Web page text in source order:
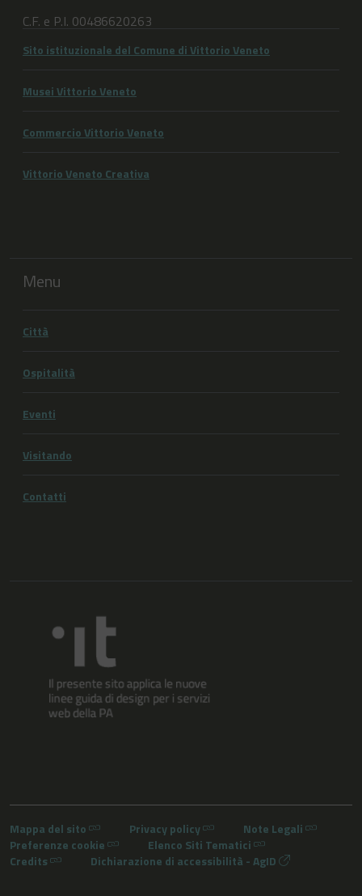
C.F. e P.I. 00486620263
Sito istituzionale del Comune di Vittorio Veneto
Musei Vittorio Veneto
Commercio Vittorio Veneto
Vittorio Veneto Creativa
Menu
Città
Ospitalità
Eventi
Visitando
Contatti
Mappa del sito Privacy policy
Note Legali
Preferenze cookie
Elenco Siti Tematici
Credits
Dichiarazione di accessibilità - AgID